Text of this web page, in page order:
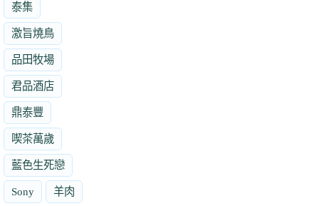
泰集
激旨燒鳥
品田牧場
君品酒店
鼎泰豐
喫茶萬歲
藍色生死戀
Sony 羊肉